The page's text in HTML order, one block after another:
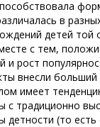
в
детей
с тем,
рост
внесли
имеет
с традиционно
детности (то